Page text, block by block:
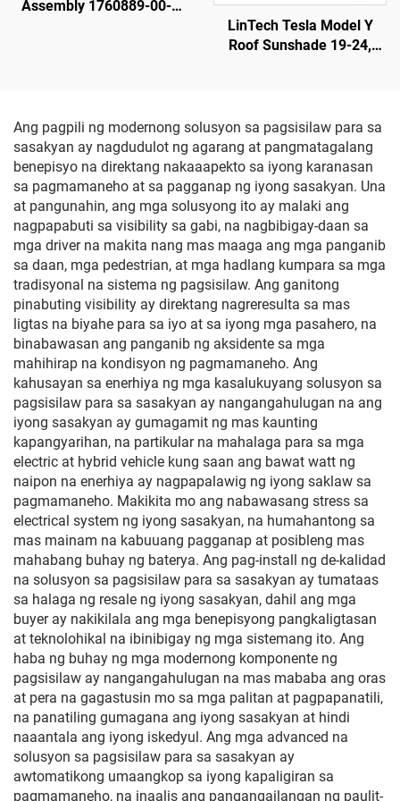
Assembly 1760889-00-F
LinTech Tesla Model Y
Roof Sunshade 19-24,
Ang pagpili ng modernong solusyon sa pagsisilaw para sa
sasakyan ay nagdudulot ng agarang at pangmatagalang
benepisyo na direktang nakaaapekto sa iyong karanasan
sa pagmamaneho at sa pagganap ng iyong sasakyan. Una
at pangunahin, ang mga solusyong ito ay malaki ang
nagpapabuti sa visibility sa gabi, na nagbibigay-daan sa
mga driver na makita nang mas maaga ang mga panganib
sa daan, mga pedestrian, at mga hadlang kumpara sa mga
tradisyonal na sistema ng pagsisilaw. Ang ganitong
pinabuting visibility ay direktang nagreresulta sa mas
ligtas na biyahe para sa iyo at sa iyong mga pasahero, na
binabawasan ang panganib ng aksidente sa mga
mahihirap na kondisyon ng pagmamaneho. Ang
kahusayan sa enerhiya ng mga kasalukuyang solusyon sa
pagsisilaw para sa sasakyan ay nangangahulugan na ang
iyong sasakyan ay gumagamit ng mas kaunting
kapangyarihan, na partikular na mahalaga para sa mga
electric at hybrid vehicle kung saan ang bawat watt ng
naipon na enerhiya ay nagpapalawig ng iyong saklaw sa
pagmamaneho. Makikita mo ang nabawasang stress sa
electrical system ng iyong sasakyan, na humahantong sa
mas mainam na kabuuang pagganap at posibleng mas
mahabang buhay ng baterya. Ang pag-install ng de-kalidad
na solusyon sa pagsisilaw para sa sasakyan ay tumataas
sa halaga ng resale ng iyong sasakyan, dahil ang mga
buyer ay nakikilala ang mga benepisyong pangkaligtasan
at teknolohikal na ibinibigay ng mga sistemang ito. Ang
haba ng buhay ng mga modernong komponente ng
pagsisilaw ay nangangahulugan na mas mababa ang oras
at pera na gagastusin mo sa mga palitan at pagpapanatili,
na panatiling gumagana ang iyong sasakyan at hindi
naaantala ang iyong iskedyul. Ang mga advanced na
solusyon sa pagsisilaw para sa sasakyan ay
awtomatikong umaangkop sa iyong kapaligiran sa
pagmamaneho, na inaalis ang pangangailangan ng paulit-